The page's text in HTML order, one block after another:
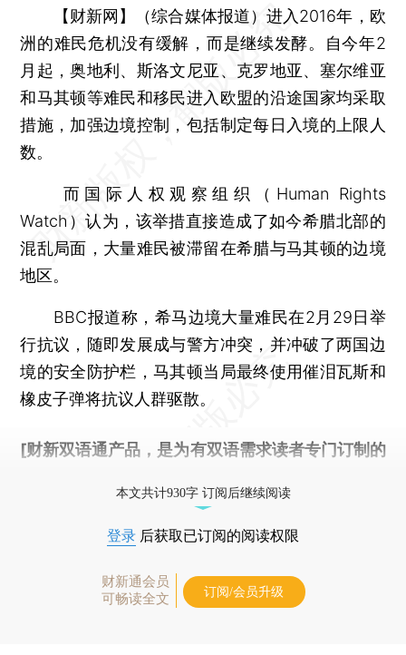
【财新网】（综合媒体报道）进入2016年，欧
洲的难民危机没有缓解，而是继续发酵。自今年2
月起，奥地利、斯洛文尼亚、克罗地亚、塞尔维亚
和马其顿等难民和移民进入欧盟的沿途国家均采取
措施，加强边境控制，包括制定每日入境的上限人
数。
而国际人权观察组织（Human Rights
Watch）认为，该举措直接造成了如今希腊北部的
混乱局面，大量难民被滞留在希腊与马其顿的边境
地区。
BBC报道称，希马边境大量难民在2月29日举
行抗议，随即发展成与警方冲突，并冲破了两国边
境的安全防护栏，马其顿当局最终使用催泪瓦斯和
橡皮子弹将抗议人群驱散。
[财新双语通产品，是为有双语需求读者专门订制的
本文共计930字 订阅后继续阅读
登录 后获取已订阅的阅读权限
财新通会员
可畅读全文
订阅/会员升级